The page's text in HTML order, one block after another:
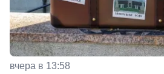
вчера в 13:58